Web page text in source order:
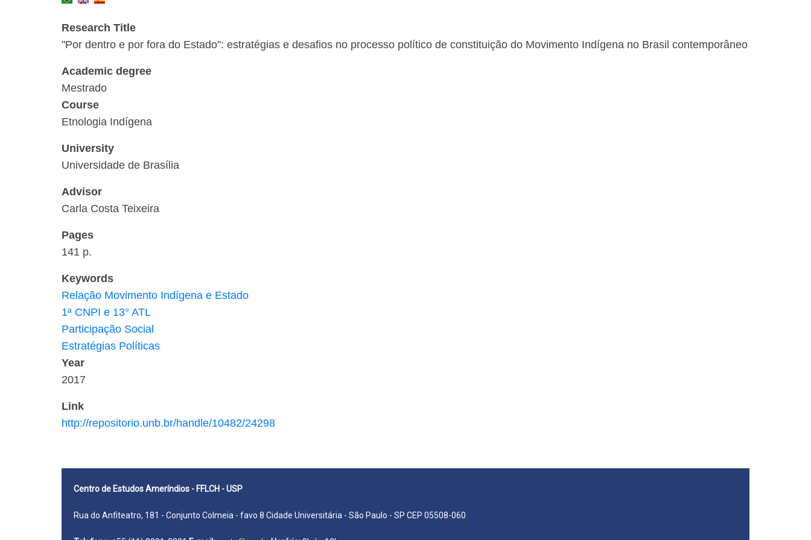
Research Title
"Por dentro e por fora do Estado": estratégias e desafios no processo político de constituição do Movimento Indígena no Brasil contemporâneo
Academic degree
Mestrado
Course
Etnologia Indígena
University
Universidade de Brasília
Advisor
Carla Costa Teixeira
Pages
141 p.
Keywords
Relação Movimento Indígena e Estado
1ª CNPI e 13° ATL
Participação Social
Estratégias Políticas
Year
2017
Link
http://repositorio.unb.br/handle/10482/24298
Centro de Estudos Ameríndios - FFLCH - USP
Rua do Anfiteatro, 181 - Conjunto Colmeia - favo 8 Cidade Universitária - São Paulo - SP CEP 05508-060